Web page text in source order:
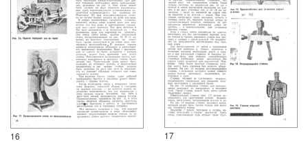
16 17